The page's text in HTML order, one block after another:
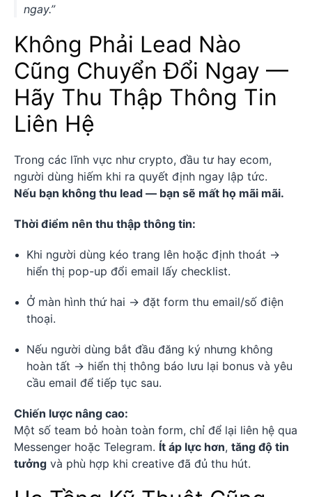
ngay.”
Không Phải Lead Nào
Cũng Chuyển Đổi Ngay —
Hãy Thu Thập Thông Tin
Liên Hệ
Trong các lĩnh vực như crypto, đầu tư hay ecom,
người dùng hiếm khi ra quyết định ngay lập tức.
Nếu bạn không thu lead — bạn sẽ mất họ mãi mãi.
Thời điểm nên thu thập thông tin:
Khi người dùng kéo trang lên hoặc định thoát →
hiển thị pop-up đổi email lấy checklist.
Ở màn hình thứ hai → đặt form thu email/số điện
thoại.
Nếu người dùng bắt đầu đăng ký nhưng không
hoàn tất → hiển thị thông báo lưu lại bonus và yêu
cầu email để tiếp tục sau.
Chiến lược nâng cao:
Một số team bỏ hoàn toàn form, chỉ để lại liên hệ qua
Messenger hoặc Telegram. Ít áp lực hơn, tăng độ tin
tưởng và phù hợp khi creative đã đủ thu hút.